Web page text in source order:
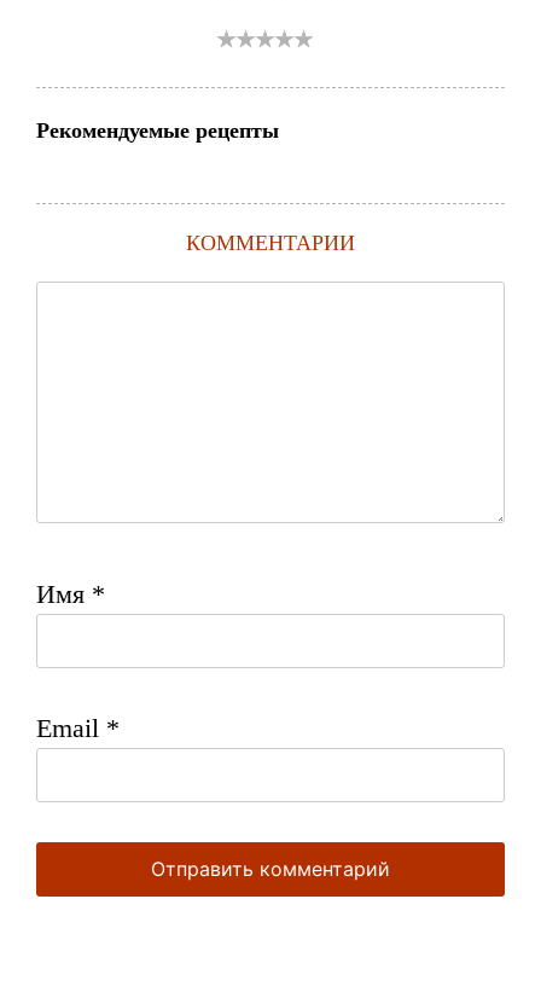
Рекомендуемые рецепты
КОММЕНТАРИИ
Имя *
Email *